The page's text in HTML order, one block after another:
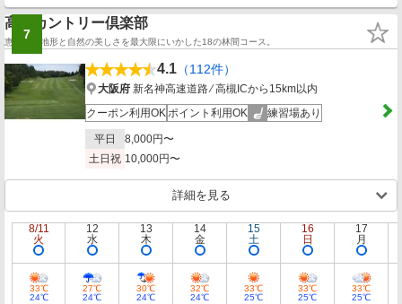
7
高槻カントリー倶楽部
恵まれた地形と自然の美しさを最大限にいかした18の林間コース。
4.1 （112件）
大阪府 新名神高速道路 ⁄ 高槻ICから15km以内
クーポン利用OKポイント利用OK 練習場あり
平日
8,000円〜
土日祝 10,000円〜
詳細を見る
8/11
火
33℃
24℃
12
水
27℃
24℃
13
木
30℃
24℃
14
金
32℃
24℃
15
土
33℃
25℃
16
日
33℃
25℃
17
月
33℃
25℃